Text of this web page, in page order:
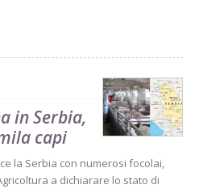
in Serbia,
capi
la Serbia con numerosi focolai,
a dichiarare lo stato di